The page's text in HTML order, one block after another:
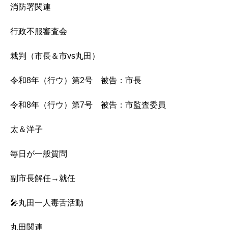
消防署関連
行政不服審査会
裁判（市長＆市vs丸田）
令和8年（行ウ）第2号 被告：市長
令和8年（行ウ）第7号 被告：市監査委員
太＆洋子
毎日が一般質問
副市長解任→就任
🎤丸田一人毒舌活動
丸田関連